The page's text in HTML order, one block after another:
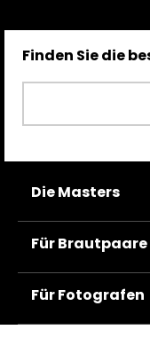
Finden Sie die
Die Masters
Für Brautpaare
Für Fotografen